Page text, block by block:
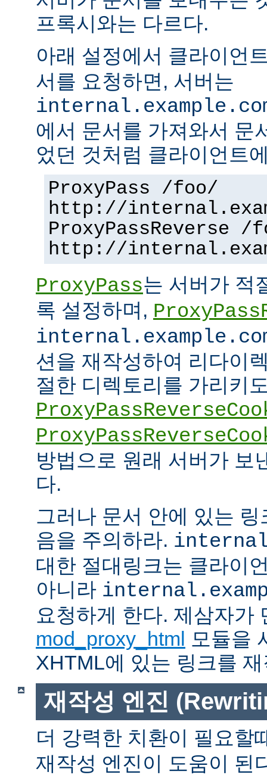
프록시와는 다르다.
아래 설정에서 클라이언
서를 요청하면, 서버는
에서 문서를 가져와서 문
었던 것처럼 클라이언트
ProxyPass /foo/
http://
ProxyPassReverse /
http://
ProxyPass는 서버가 적
록 설정하며,
션을 재작성하여 리다이
절한 디렉토리를 가리키
방법으로 원래 서버가 보
다.
그러나 문서 안에 있는
음을 주의하라.
대한 절대링크는 클라이
아니라
요청하게 한다. 제삼자가
mod_proxy_html 모듈을
XHTML에 있는 링크를
재작성 엔진
더 강력한 치환이 필요할
재작성 엔진이 도움이 된